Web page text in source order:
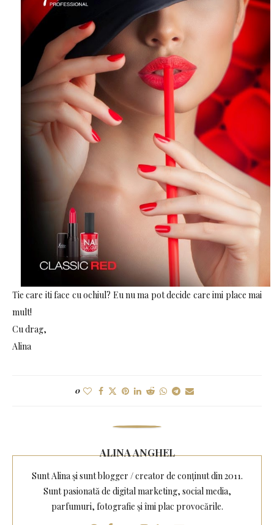
Tie care iti face cu ochiul? Eu nu ma pot decide care imi place mai
mult!
Cu drag,
Alina
0
ALINA ANGHEL
Sunt Alina și sunt blogger / creator de conținut din 2011.
Sunt pasionată de digital marketing, social media,
parfumuri, fotografie și îmi plac provocările.